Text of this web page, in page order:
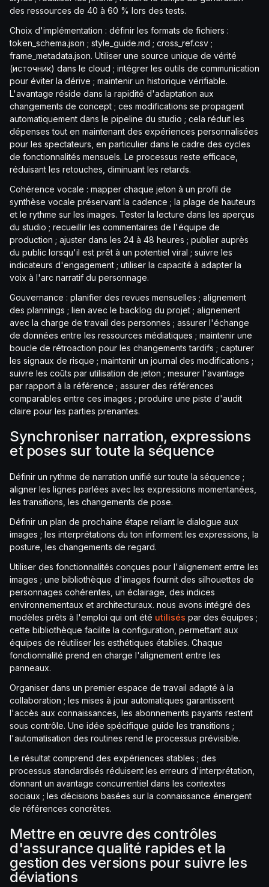
des ressources de 40 à 60 % lors des tests.
Choix d'implémentation : définir les formats de fichiers :
token_schema.json ; style_guide.md ; cross_ref.csv ;
frame_metadata.json. Utiliser une source unique de vérité
(источник) dans le cloud ; intégrer les outils de communication
pour éviter la dérive ; maintenir un historique vérifiable.
L'avantage réside dans la rapidité d'adaptation aux
changements de concept ; ces modifications se propagent
automatiquement dans le pipeline du studio ; cela réduit les
dépenses tout en maintenant des expériences personnalisées
pour les spectateurs, en particulier dans le cadre des cycles
de fonctionnalités mensuels. Le processus reste efficace,
réduisant les retouches, diminuant les retards.
Cohérence vocale : mapper chaque jeton à un profil de
synthèse vocale préservant la cadence ; la plage de hauteurs
et le rythme sur les images. Tester la lecture dans les aperçus
du studio ; recueillir les commentaires de l'équipe de
production ; ajuster dans les 24 à 48 heures ; publier auprès
du public lorsqu'il est prêt à un potentiel viral ; suivre les
indicateurs d'engagement ; utiliser la capacité à adapter la
voix à l'arc narratif du personnage.
Gouvernance : planifier des revues mensuelles ; alignement
des plannings ; lien avec le backlog du projet ; alignement
avec la charge de travail des personnes ; assurer l'échange
de données entre les ressources médiatiques ; maintenir une
boucle de rétroaction pour les changements tardifs ; capturer
les signaux de risque ; maintenir un journal des modifications ;
suivre les coûts par utilisation de jeton ; mesurer l'avantage
par rapport à la référence ; assurer des références
comparables entre ces images ; produire une piste d'audit
claire pour les parties prenantes.
Synchroniser narration, expressions
et poses sur toute la séquence
Définir un rythme de narration unifié sur toute la séquence ;
aligner les lignes parlées avec les expressions momentanées,
les transitions, les changements de pose.
Définir un plan de prochaine étape reliant le dialogue aux
images ; les interprétations du ton informent les expressions, la
posture, les changements de regard.
Utiliser des fonctionnalités conçues pour l'alignement entre les
images ; une bibliothèque d'images fournit des silhouettes de
personnages cohérentes, un éclairage, des indices
environnementaux et architecturaux. nous avons intégré des
modèles prêts à l'emploi qui ont été utilisés par des équipes ;
cette bibliothèque facilite la configuration, permettant aux
équipes de réutiliser les esthétiques établies. Chaque
fonctionnalité prend en charge l'alignement entre les
panneaux.
Organiser dans un premier espace de travail adapté à la
collaboration ; les mises à jour automatiques garantissent
l'accès aux connaissances, les abonnements payants restent
sous contrôle. Une idée spécifique guide les transitions ;
l'automatisation des routines rend le processus prévisible.
Le résultat comprend des expériences stables ; des
processus standardisés réduisent les erreurs d'interprétation,
donnant un avantage concurrentiel dans les contextes
sociaux ; les décisions basées sur la connaissance émergent
de références concrètes.
Mettre en œuvre des contrôles
d'assurance qualité rapides et la
gestion des versions pour suivre les
déviations